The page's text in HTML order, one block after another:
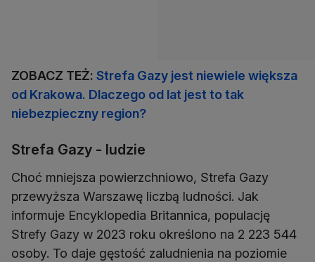
ZOBACZ TEŻ: Strefa Gazy jest niewiele większa
od Krakowa. Dlaczego od lat jest to tak
niebezpieczny region?
Strefa Gazy - ludzie
Choć mniejsza powierzchniowo, Strefa Gazy
przewyższa Warszawę liczbą ludności. Jak
informuje Encyklopedia Britannica, populację
Strefy Gazy w 2023 roku określono na 2 223 544
osoby. To daje gęstość zaludnienia na poziomie